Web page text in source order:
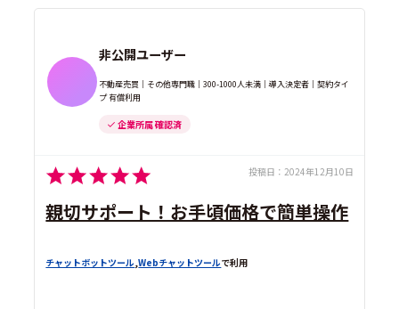
非公開ユーザー
不動産売買｜その他専門職｜300-1000人未満｜導入決定者｜契約タイ
プ 有償利用
企業所属 確認済
投稿日： 2024年12月10日
親切サポート！お手頃価格で簡単操作
チャットボットツール,Webチャットツールで利用